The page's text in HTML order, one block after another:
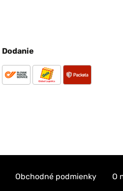
Dodanie
Obchodné podmienky O